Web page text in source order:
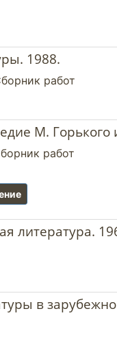
1988.
работ
М. Горького
работ
литература.
в